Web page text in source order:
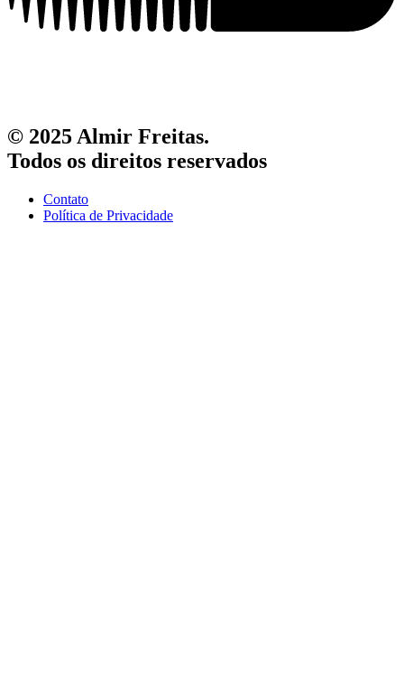
© 2025 Almir Freitas.
Todos os direitos reservados
Contato
Política de Privacidade